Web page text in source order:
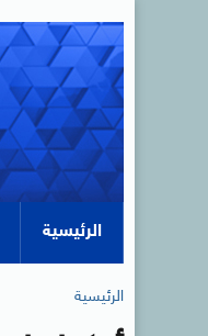
الرئيسية
الرئيسية